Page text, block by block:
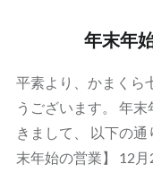
年末年
平素より、かまくら
うございます。 年
きまして、 以下の
末年始の営業】 12